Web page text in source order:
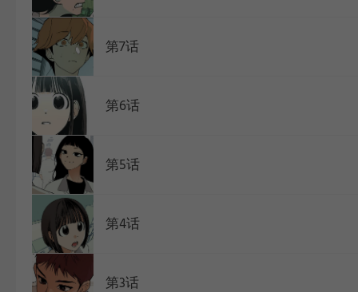
第7话
第6话
第5话
第4话
第3话